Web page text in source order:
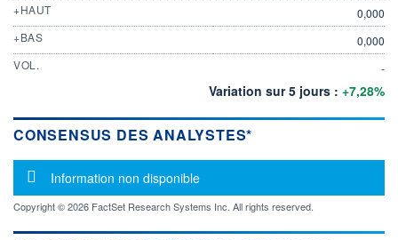
+HAUT
0,000
+BAS
0,000
VOL.
-
Variation sur 5 jours : +7,28%
CONSENSUS DES ANALYSTES*
Message d'information
Information non disponible
Copyright © 2026 FactSet Research Systems Inc. All rights reserved.